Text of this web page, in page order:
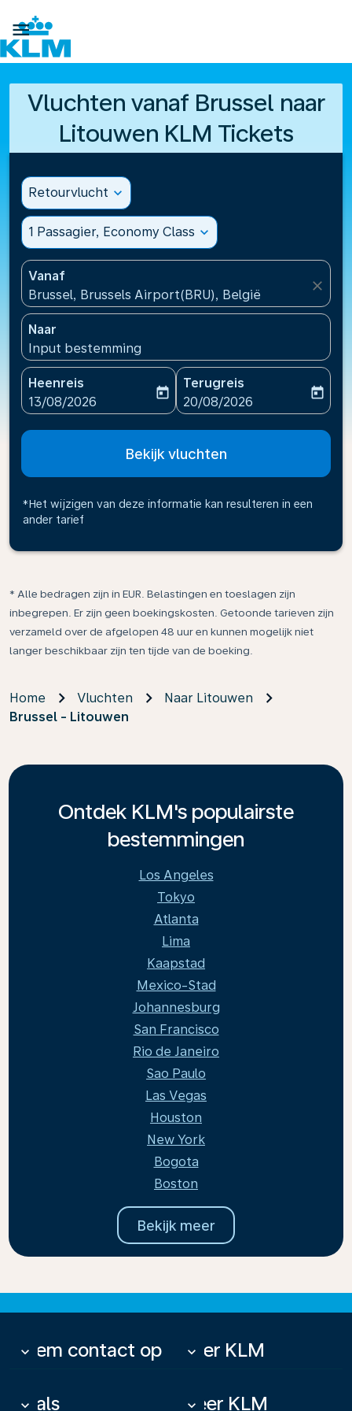

Vluchten vanaf Brussel naar
Litouwen KLM Tickets
Retourvlucht expand_more
1 Passagier, Economy Class expand_more
Vanaf
Brussel, Brussels Airport(BRU), België
close
Naar
Input bestemming
Heenreis
fc-booking-departure-date-aria-label
13/08/2026
today
Terugreis
fc-booking-return-date-
20/08/2026
today
Bekijk vluchten
*Het wijzigen van deze informatie kan resulteren in een
ander tarief
* Alle bedragen zijn in EUR. Belastingen en toeslagen zijn
inbegrepen. Er zijn geen boekingskosten. Getoonde tarieven zijn
verzameld over de afgelopen 48 uur en kunnen mogelijk niet
langer beschikbaar zijn ten tijde van de boeking.
Home Vluchten
Naar Litouwen
Brussel - Litouwen
Ontdek KLM's populairste
bestemmingen
Los Angeles
Tokyo
Atlanta
Lima
Kaapstad
Mexico-Stad
Johannesburg
San Francisco
Rio de Janeiro
Sao Paulo
Las Vegas
Houston
New York
Bogota
Boston
Bekijk meer
Neem contact op
keyboard_arrow_down Over KLM
keyboard_arrow_down
Deals
keyboard_arrow_down Meer KLM
keyboard_arrow_down